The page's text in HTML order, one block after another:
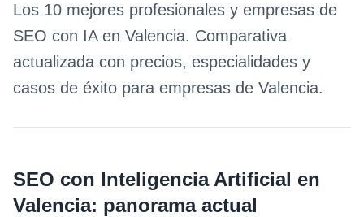
Los 10 mejores profesionales y empresas de
SEO con IAen Valencia. Comparativa
actualizada con precios, especialidades y
casos de éxito para empresas de Valencia.
SEO con Inteligencia Artificial en
Valencia: panorama actual